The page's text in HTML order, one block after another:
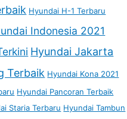
Hyundai H-1 Terbaru
Indonesia 2021
Hyundai Jakarta
Terbaik Hyundai Kona 2021
Hyundai Pancoran Terbaik
Staria Terbaru Hyundai Tambun